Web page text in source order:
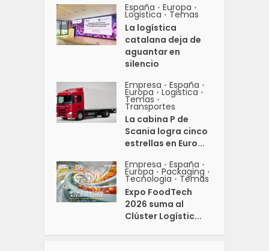
España • Europa •
Logistica • Temas
La logística
catalana deja de
aguantar en
silencio
Empresa • España •
Europa • Logistica •
Temas •
Transportes
La cabina P de
Scania logra cinco
estrellas en Euro...
Empresa • España •
Europa • Packaging •
Tecnologia • Temas
Expo FoodTech
2026 suma al
Clúster Logístic...